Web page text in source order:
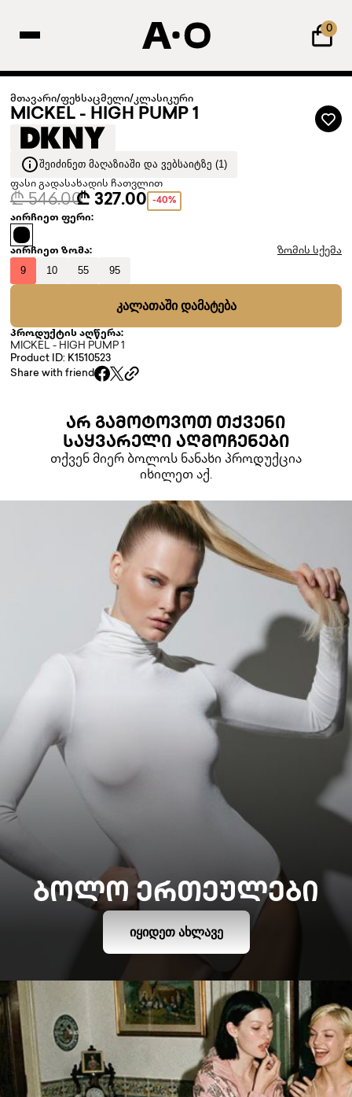
0
მთავარი/ფეხსაცმელი/კლასიკური
MICKEL - HIGH PUMP 1
ᲨᲔᲘᲫᲘᲜᲔᲗ ᲛᲐᲦᲐᲖᲘᲐᲨᲘ ᲓᲐ ᲕᲔᲑᲡᲐᲘᲢᲖᲔ (1)
ფასი გადასახადის ჩათვლით
₾ 546.00₾ 327.00 -40%
აირჩიეთ ფერი:
აირჩიეთ ზომა: ზომის სქემა
9 10 55 95
ᲙᲐᲚᲐᲗᲐᲨᲘ ᲓᲐᲛᲐᲢᲔᲑᲐ
პროდუქტის აღწერა:
MICKEL - HIGH PUMP 1
Product ID: K1510523
Share with friend
ᲐᲠ ᲒᲐᲛᲝᲢᲝᲕᲝᲗ ᲗᲥᲕᲔᲜᲘ
ᲡᲐᲧᲕᲐᲠᲔᲚᲘ ᲐᲦᲛᲝᲩᲔᲜᲔᲑᲘ
თქვენ მიერ ბოლოს ნანახი პროდუქცია
იხილეთ აქ.
ᲑᲝᲚᲝ ᲔᲠᲗᲔᲣᲚᲔᲑᲘ
ᲘᲧᲘᲓᲔᲗ ᲐᲮᲚᲐᲕᲔ